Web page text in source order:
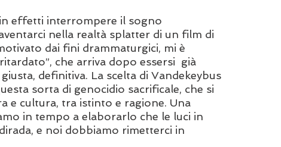
effetti interrompere il sogno
nella realtà splatter di un film di
dai fini drammaturgici, mi è
che arriva dopo essersi  già
definitiva. La scelta di Vandekeybus
sorta di genocidio sacrificale, che si
e cultura, tra istinto e ragione. Una
in tempo a elaborarlo che le luci in
e noi dobbiamo rimetterci in